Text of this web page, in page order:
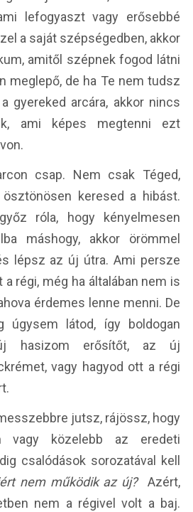
lefogyaszt vagy erősebbé
a saját szépségedben, akkor
amitől szépnek fogod látni
meglepő, de ha Te nem tudsz
gyereked arcára, akkor nincs
ami képes megtenni ezt
csap. Nem csak Téged,
keresed a hibást.
róla, hogy kényelmesen
máshogy, akkor örömmel
lépsz az új útra. Ami persze
régi, még ha általában nem is
érdemes lenne menni. De
látod, így boldogan
hasizom erősítőt, az új
vagy hagyod ott a régi
jutsz, rájössz, hogy
vagy közelebb az eredeti
csalódások sorozatával kell
nem működik az új?Azért,
nem a régivel volt a baj.